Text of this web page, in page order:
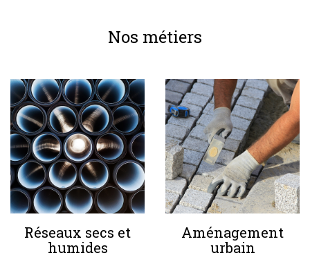
Nos métiers
Réseaux secs et
humides
Aménagement
urbain